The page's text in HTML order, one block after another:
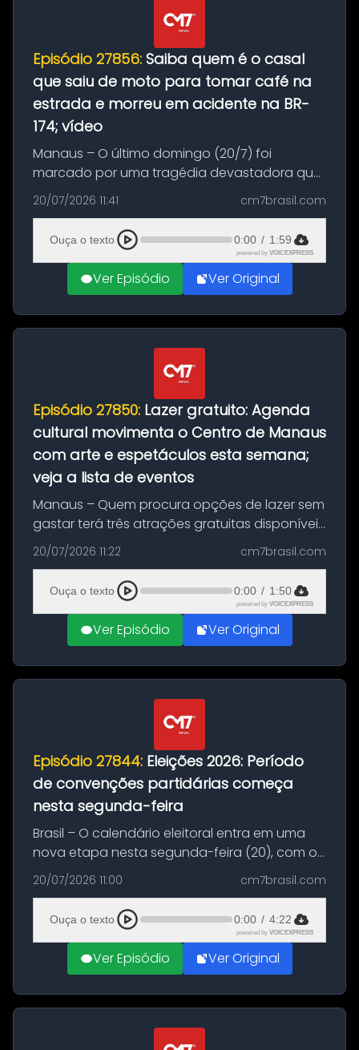
Episódio 27856: Saiba quem é o casal
que saiu de moto para tomar café na
estrada e morreu em acidente na BR-
174; vídeo
Manaus – O último domingo (20/7) foi
marcado por uma tragédia devastadora que
resultou na morte precoce de dois jovens na
BR-174, na zona rural de Manaus. Um passeio
com destino a um típico café regio...
20/07/2026 11:41 cm7brasil.com
Ouça o texto 0:00 / 1:59
powered by VOICEXPRESS
Ver Episódio Ver Original
Episódio 27850: Lazer gratuito: Agenda
cultural movimenta o Centro de Manaus
com arte e espetáculos esta semana;
veja a lista de eventos
Manaus – Quem procura opções de lazer sem
gastar terá três atrações gratuitas disponíveis
entre esta segunda-feira (20) e quinta-feira
(23). A programação inclui uma exposição
dedicada à história das ...
20/07/2026 11:22 cm7brasil.com
Ouça o texto 0:00 / 1:50
powered by VOICEXPRESS
Ver Episódio Ver Original
Episódio 27844: Eleições 2026: Período
de convenções partidárias começa
nesta segunda-feira
Brasil – O calendário eleitoral entra em uma
nova etapa nesta segunda-feira (20), com o
início do período destinado às convenções
partidárias. Até 5 de agosto, partidos e
federações poderão oficializa...
20/07/2026 11:00 cm7brasil.com
Ouça o texto 0:00 / 4:22
powered by VOICEXPRESS
Ver Episódio Ver Original